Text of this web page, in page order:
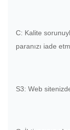
C: Kalite
paranızı iade
S3: Web